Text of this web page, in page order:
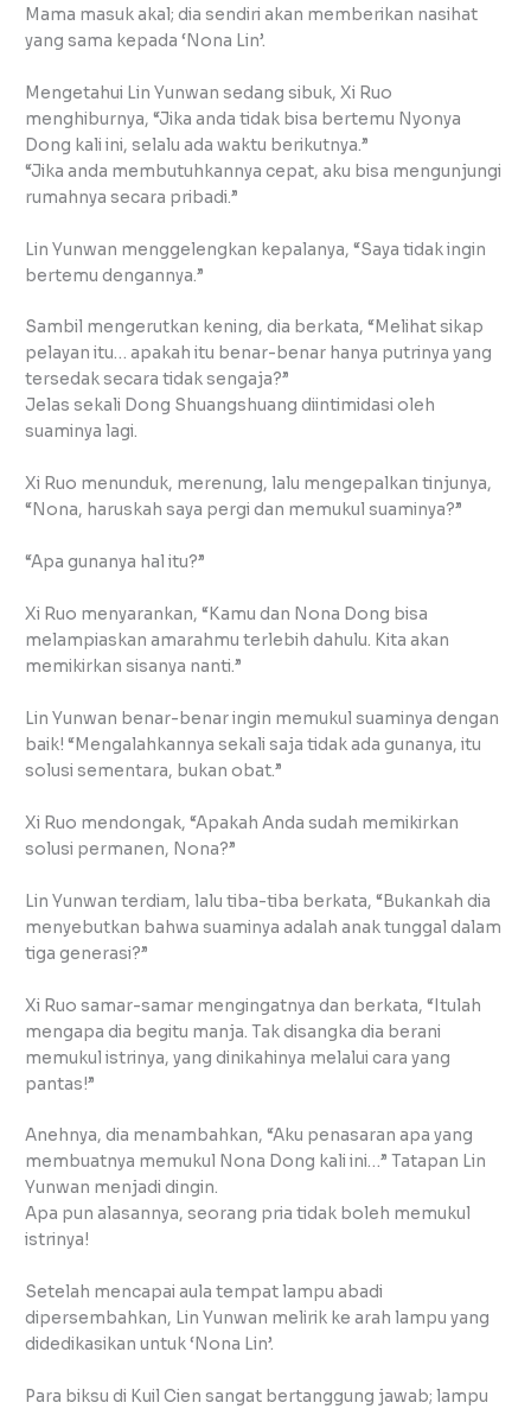
Mama masuk akal; dia sendiri akan memberikan nasihat
yang sama kepada ‘Nona Lin’.
Mengetahui Lin Yunwan sedang sibuk, Xi Ruo
menghiburnya, “Jika anda tidak bisa bertemu Nyonya
Dong kali ini, selalu ada waktu berikutnya.”
“Jika anda membutuhkannya cepat, aku bisa mengunjungi
rumahnya secara pribadi.”
Lin Yunwan menggelengkan kepalanya, “Saya tidak ingin
bertemu dengannya.”
Sambil mengerutkan kening, dia berkata, “Melihat sikap
pelayan itu… apakah itu benar-benar hanya putrinya yang
tersedak secara tidak sengaja?”
Jelas sekali Dong Shuangshuang diintimidasi oleh
suaminya lagi.
Xi Ruo menunduk, merenung, lalu mengepalkan tinjunya,
“Nona, haruskah saya pergi dan memukul suaminya?”
“Apa gunanya hal itu?”
Xi Ruo menyarankan, “Kamu dan Nona Dong bisa
melampiaskan amarahmu terlebih dahulu. Kita akan
memikirkan sisanya nanti.”
Lin Yunwan benar-benar ingin memukul suaminya dengan
baik! “Mengalahkannya sekali saja tidak ada gunanya, itu
solusi sementara, bukan obat.”
Xi Ruo mendongak, “Apakah Anda sudah memikirkan
solusi permanen, Nona?”
Lin Yunwan terdiam, lalu tiba-tiba berkata, “Bukankah dia
menyebutkan bahwa suaminya adalah anak tunggal dalam
tiga generasi?”
Xi Ruo samar-samar mengingatnya dan berkata, “Itulah
mengapa dia begitu manja. Tak disangka dia berani
memukul istrinya, yang dinikahinya melalui cara yang
pantas!”
Anehnya, dia menambahkan, “Aku penasaran apa yang
membuatnya memukul Nona Dong kali ini…” Tatapan Lin
Yunwan menjadi dingin.
Apa pun alasannya, seorang pria tidak boleh memukul
istrinya!
Setelah mencapai aula tempat lampu abadi
dipersembahkan, Lin Yunwan melirik ke arah lampu yang
didedikasikan untuk ‘Nona Lin’.
Para biksu di Kuil Cien sangat bertanggung jawab; lampu